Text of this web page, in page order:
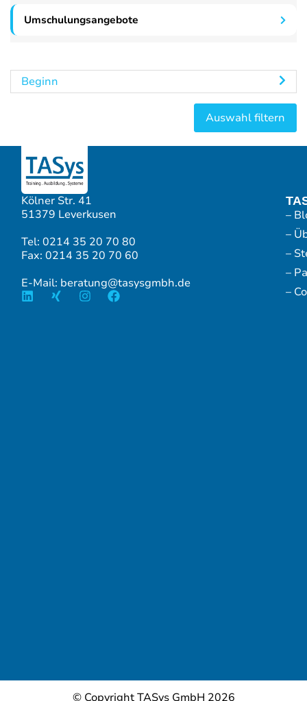
Umschulungsangebote
Beginn
Kölner Str. 41
51379 Leverkusen
Tel: 0214 35 20 70 80
Fax: 0214 35 20 70 60
E-Mail: beratung@tasysgmbh.de
–
–
–
–
–
© Copyright TASys GmbH 2026